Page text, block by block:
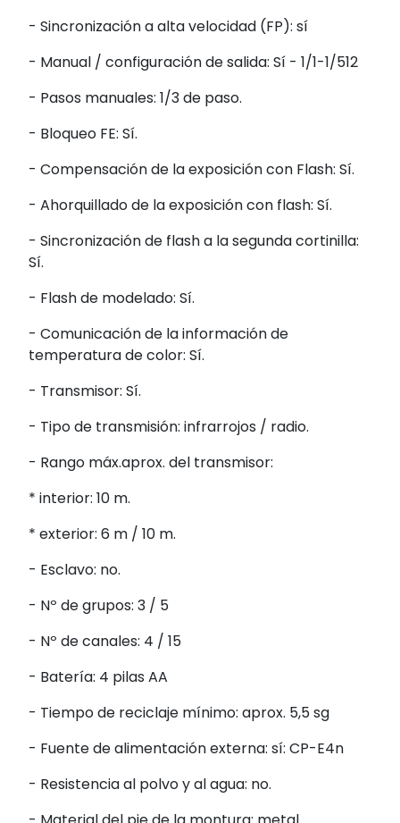
- Sincronización a alta velocidad (FP): sí
- Manual / configuración de salida: Sí - 1/1-1/512
- Pasos manuales: 1/3 de paso.
- Bloqueo FE: Sí.
- Compensación de la exposición con Flash: Sí.
- Ahorquillado de la exposición con flash: Sí.
- Sincronización de flash a la segunda cortinilla:
Sí.
- Flash de modelado: Sí.
- Comunicación de la información de
temperatura de color: Sí.
- Transmisor: Sí.
- Tipo de transmisión: infrarrojos / radio.
- Rango máx.aprox. del transmisor:
* interior: 10 m.
* exterior: 6 m / 10 m.
- Esclavo: no.
- Nº de grupos: 3 / 5
- Nº de canales: 4 / 15
- Batería: 4 pilas AA
- Tiempo de reciclaje mínimo: aprox. 5,5 sg
- Fuente de alimentación externa: sí: CP-E4n
- Resistencia al polvo y al agua: no.